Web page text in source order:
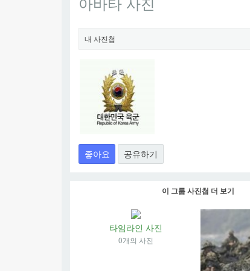
내 사진첩
좋아요 공유하기
이 그룹 사진첩 더 보기
타임라인 사진
0개의 사진